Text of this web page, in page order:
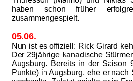
haben schon früher
zusammengespielt.
05.06.
Nun ist es offiziell: Rick Girard
Der 29jährige kanadische
Augsburg. Bereits in der Saison
Punkte) in Augsburg, ehe er